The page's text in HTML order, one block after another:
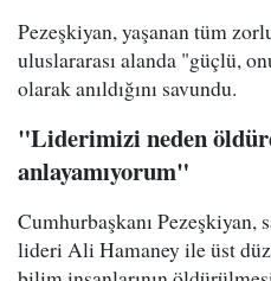
Pezeşkiyan, yaşanan tüm
uluslararası alanda "güçlü,
olarak anıldığını savundu.
"Liderimizi neden
anlayamıyorum"
Cumhurbaşkanı Pezeşkiyan,
lideri Ali Hamaney ile üst